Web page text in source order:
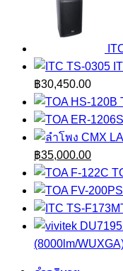
was:
฿8,560.00.
฿30,450.00Price
range:
฿
฿
Original
price
was:
฿39,000.00.
฿35,000.00Current
price
is:
฿
(8000lm/